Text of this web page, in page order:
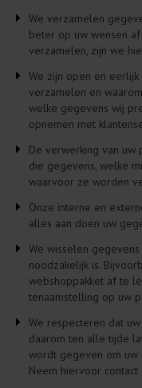
We verzamelen
beter op uw wensen
verzamelen, zijn we
We zijn open en
verzamelen en
welke gegevens wij
opnemen met
De verwerking van uw
die gegevens, welke
waarvoor ze worden
Onze interne en
alles aan doen uw
We wisselen
noodzakelijk is.
webshoppakket af te
tenaamstelling op uw
We respecteren dat
daarom ten alle tijde
wordt gegeven om uw
Neem hiervoor